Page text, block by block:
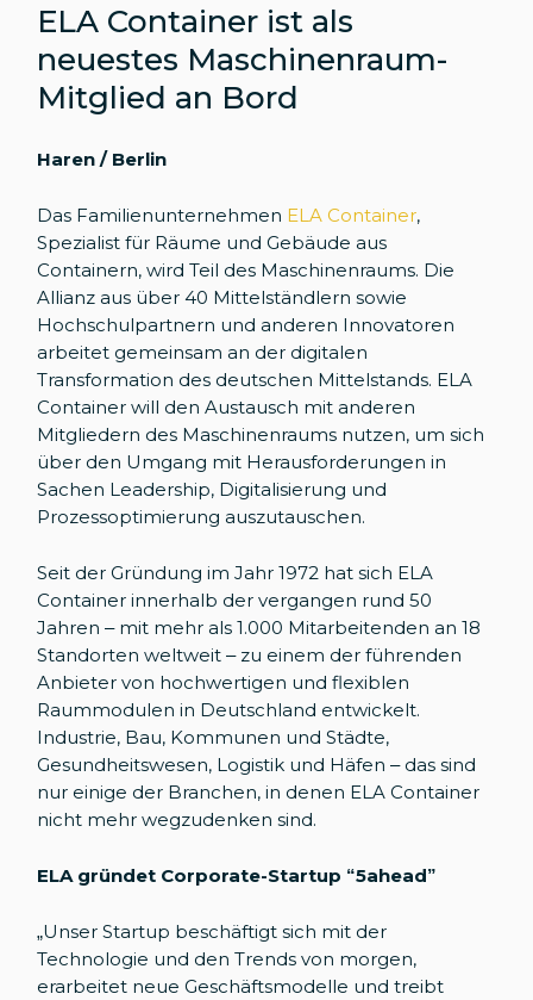
ELA Container ist als
neuestes Maschinenraum-
Mitglied an Bord
Haren / Berlin
Das Familienunternehmen ELA Container,
Spezialist für Räume und Gebäude aus
Containern, wird Teil des Maschinenraums. Die
Allianz aus über 40 Mittelständlern sowie
Hochschulpartnern und anderen Innovatoren
arbeitet gemeinsam an der digitalen
Transformation des deutschen Mittelstands. ELA
Container will den Austausch mit anderen
Mitgliedern des Maschinenraums nutzen, um sich
über den Umgang mit Herausforderungen in
Sachen Leadership, Digitalisierung und
Prozessoptimierung auszutauschen.
Seit der Gründung im Jahr 1972 hat sich ELA
Container innerhalb der vergangen rund 50
Jahren – mit mehr als 1.000 Mitarbeitenden an 18
Standorten weltweit – zu einem der führenden
Anbieter von hochwertigen und flexiblen
Raummodulen in Deutschland entwickelt.
Industrie, Bau, Kommunen und Städte,
Gesundheitswesen, Logistik und Häfen – das sind
nur einige der Branchen, in denen ELA Container
nicht mehr wegzudenken sind.
ELA gründet Corporate-Startup “5ahead”
„Unser Startup beschäftigt sich mit der
Technologie und den Trends von morgen,
erarbeitet neue Geschäftsmodelle und treibt